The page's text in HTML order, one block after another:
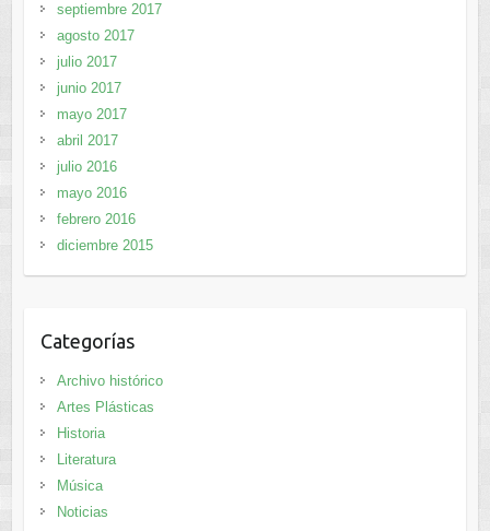
septiembre 2017
agosto 2017
julio 2017
junio 2017
mayo 2017
abril 2017
julio 2016
mayo 2016
febrero 2016
diciembre 2015
Categorías
Archivo histórico
Artes Plásticas
Historia
Literatura
Música
Noticias